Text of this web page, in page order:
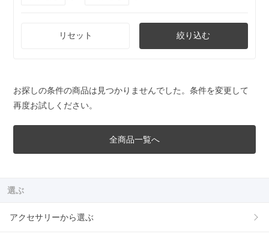
リセット 絞り込む
お探しの条件の商品は見つかりませんでした。条件を変更して
再度お試しください。
全商品一覧へ
選ぶ
アクセサリーから選ぶ